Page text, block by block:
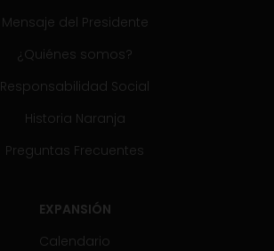
Mensaje del Presidente
¿Quiénes somos?
Responsabilidad Social
Historia Naranja
Preguntas Frecuentes
EXPANSIÓN
Calendario